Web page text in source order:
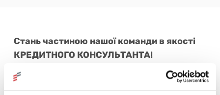
Стань частиною нашої команди в якості
КРЕДИТНОГО КОНСУЛЬТАНТА!
Професія КРЕДИТНОГО КОНСУЛЬТАНТА ДАЄ
МОЖЛИВІСТЬ: